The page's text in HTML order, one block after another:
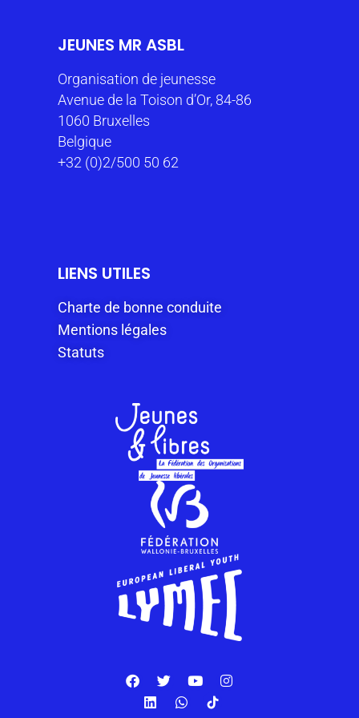
JEUNES MR ASBL
Organisation de jeunesse
Avenue de la Toison d’Or, 84-86
1060 Bruxelles
Belgique
+32 (0)2/500 50 62
LIENS UTILES
Charte de bonne conduite
Mentions légales
Statuts